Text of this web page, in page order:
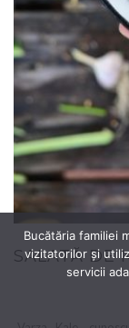
SALATĂ DE
Bucătăria familiei
vizitatorilor și
servicii